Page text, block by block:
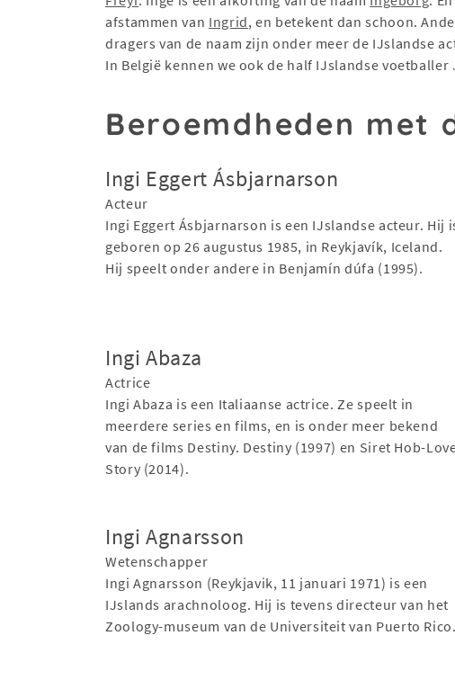
afstammen van Ingrid, en betekent dan schoon.
dragers van de naam zijn onder meer de IJslandse
In België kennen we ook de half IJslandse
Beroemdheden met
Ingi Eggert Ásbjarnarson
Acteur
Ingi Eggert Ásbjarnarson is een IJslandse acteur. Hij
geboren op 26 augustus 1985, in Reykjavík, Iceland.
Hij speelt onder andere in Benjamín dúfa (1995).
Ingi Abaza
Actrice
Ingi Abaza is een Italiaanse actrice. Ze speelt in
meerdere series en films, en is onder meer bekend
van de films Destiny. Destiny (1997) en Siret Hob-
Story (2014).
Ingi Agnarsson
Wetenschapper
Ingi Agnarsson (Reykjavik, 11 januari 1971) is een
IJslands arachnoloog. Hij is tevens directeur van het
Zoology-museum van de Universiteit van Puerto Rico.